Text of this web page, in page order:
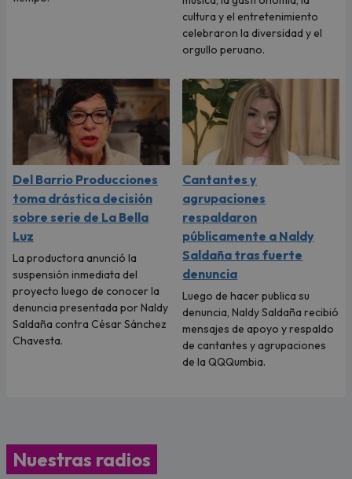
cultura y el entretenimiento
celebraron la diversidad y el
orgullo peruano.
Del Barrio Producciones
toma drástica decisión
sobre serie de La Bella
Luz
La productora anunció la
suspensión inmediata del
proyecto luego de conocer la
denuncia presentada por Naldy
Saldaña contra César Sánchez
Chavesta.
Cantantes y
agrupaciones
respaldaron
públicamente a Naldy
Saldaña tras fuerte
denuncia
Luego de hacer publica su
denuncia, Naldy Saldaña recibió
mensajes de apoyo y respaldo
de cantantes y agrupaciones
de la QQQumbia.
Nuestras radios